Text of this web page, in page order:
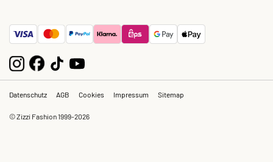
Datenschutz AGB Cookies Impressum Sitemap
© Zizzi Fashion 1999-2026